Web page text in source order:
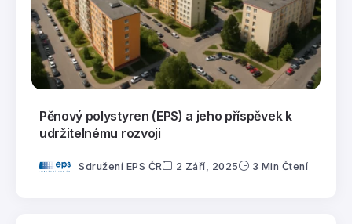
Pěnový polystyren (EPS) a jeho příspěvek k
udržitelnému rozvoji
Sdružení EPS ČR 2 Září, 2025 3 Min Čtení